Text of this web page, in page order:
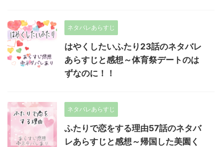
ネタバレあらすじ
はやくしたいふたり23話のネタバレ
あらすじと感想～体育祭デートのは
ずなのに！！
ネタバレあらすじ
ふたりで恋をする理由57話のネタバ
レあらすじと感想～帰国した美園く